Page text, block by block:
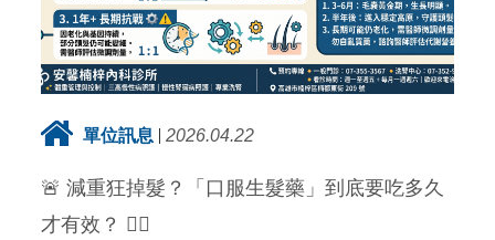
單位訊息 2026.04.22
🚨 減重狂掉髮？「口服生髮藥」到底要吃多久
才有效？ 💇‍♂️